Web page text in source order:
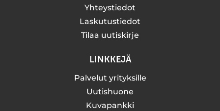
Yhteystiedot
Laskutustiedot
Tilaa uutiskirje
LINKKEJÄ
Palvelut yrityksille
Uutishuone
Kuvapankki